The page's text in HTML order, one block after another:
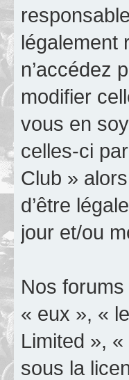
légalement
n’accédez
modifier
vous en
celles-ci
Club »
d’être
jour et/ou
Nos
« eux », «
Limited »,
sous la